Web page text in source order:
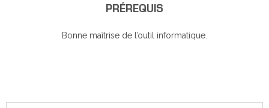
PRÉREQUIS
Bonne maîtrise de l’outil informatique.